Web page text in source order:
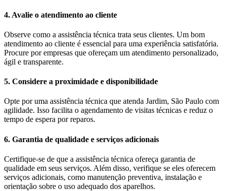
4. Avalie o atendimento ao cliente
Observe como a assistência técnica trata seus clientes. Um bom
atendimento ao cliente é essencial para uma experiência satisfatória.
Procure por empresas que ofereçam um atendimento personalizado,
ágil e transparente.
5. Considere a proximidade e disponibilidade
Opte por uma assistência técnica que atenda Jardim, São Paulo com
agilidade. Isso facilita o agendamento de visitas técnicas e reduz o
tempo de espera por reparos.
6. Garantia de qualidade e serviços adicionais
Certifique-se de que a assistência técnica ofereça garantia de
qualidade em seus serviços. Além disso, verifique se eles oferecem
serviços adicionais, como manutenção preventiva, instalação e
orientação sobre o uso adequado dos aparelhos.